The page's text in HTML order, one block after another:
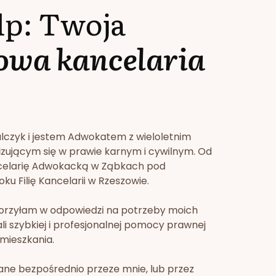
Twoja
kancelaria
i jestem Adwokatem z wieloletnim
się w prawie karnym i cywilnym. Od
Adwokacką w Ząbkach pod
Filię Kancelarii w Rzeszowie.
w odpowiedzi na potrzeby moich
szybkiej i profesjonalnej pomocy prawnej
bezpośrednio przeze mnie, lub przez